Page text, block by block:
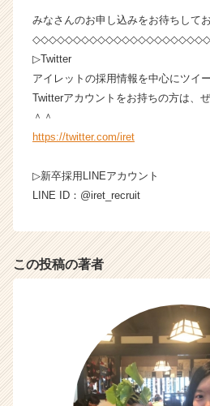
みなさんのお申し込みをお待ちして
▷Twitter
アイレットの採用情報を中心にツイ
Twitterアカウントをお持ちの方は、
＾＾
https://twitter.com/iret
▷新卒採用LINEアカウント
LINE ID：@iret_recruit
この投稿の著者